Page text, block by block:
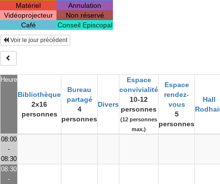
Matériel
Annulation
Vidéoprojecteur
Non réservé
Café
Conseil Episcopal
Heure
Bibliothèque
2x16
personnes
Bureau
partagé
4
personnes
Divers
Espace
convivialité
10-12
personnes
(12 personnes
max.)
Espace
rendez-
vous
5
personnes
Hall
Voir le jour précédent
08:00
-
08:30
08:30
-